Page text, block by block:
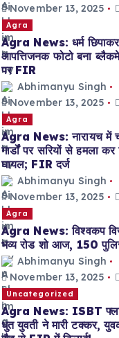
November 13, 2025
Agra
Agra News: धर्म छिपाकर
आपत्तिजनक फोटो बना
पर FIR
Abhimanyu Singh
November 13, 2025
Agra
Agra News: नारायच में
गार्डों पर सरियों से हमला
घायल; FIR दर्ज
Abhimanyu Singh
November 13, 2025
Agra
Agra News: विश्वकप
भव्य रोड शो आज, 150
Abhimanyu Singh
November 13, 2025
Uncategorized
Agra News: ISBT
धुत युवती ने मारी टक्कर,